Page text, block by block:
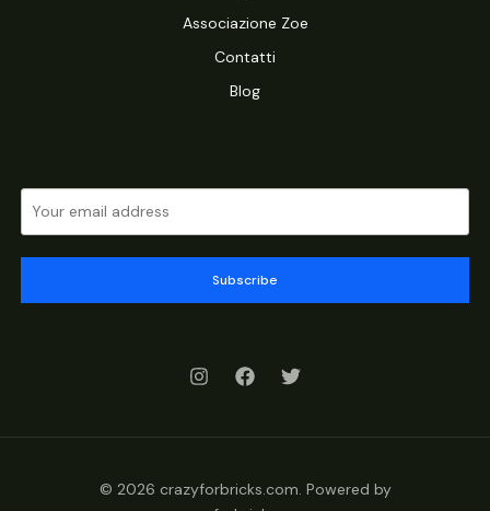
Associazione Zoe
Contatti
Blog
Subscribe
© 2026 crazyforbricks.com. Powered by